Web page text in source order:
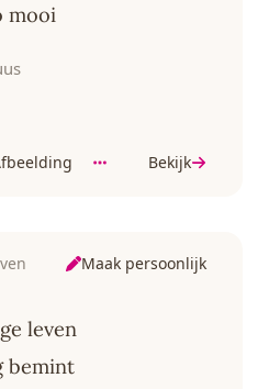
mooi
Bekijk
Maak persoonlijk
leven
bemint